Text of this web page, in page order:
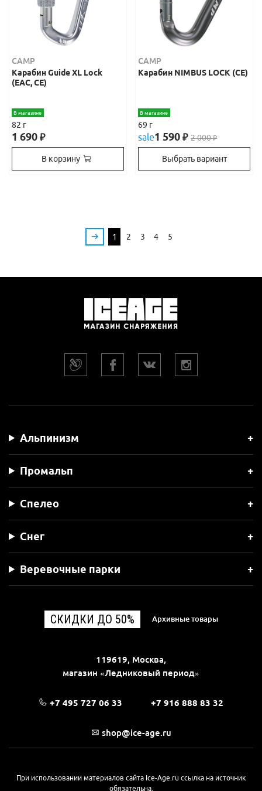
CAMP
Карабин Guide XL Lock
(EAC, CE)
В магазине
82 г
1 690₽
В корзину
CAMP
Карабин NIMBUS LOCK (СЕ)
В магазине
69 г
sale1 590₽ 2 000₽
Выбрать вариант
1 2 3 4 5
Альпинизм
Промальп
Спелео
Снег
Веревочные парки
СКИДКИ ДО 50% Архивные товары
119619, Москва,
магазин «Ледниковый период»
+7 495 727 06 33 +7 916 888 83 32
shop@ice-age.ru
При использовании материалов сайта Ice-Age.ru ссылка на источник
обязательна.